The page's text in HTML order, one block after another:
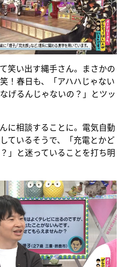
笑い出す縄手さん。まさかの
！春日も、「アハハじゃない
げるんじゃないの？」とツッ
に相談することに。電気自動
ているそうで、「充電とかど
」と迷っていることを打ち明